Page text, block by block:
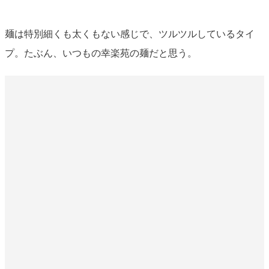
麺は特別細くも太くもない感じで、ツルツルしているタイ
プ。たぶん、いつもの幸楽苑の麺だと思う。